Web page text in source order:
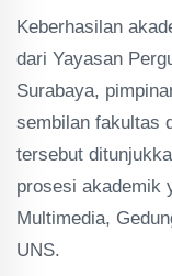
Keberhasilan
dari Yayasan
Surabaya,
sembilan fakultas
tersebut
prosesi akademik
Multimedia,
UNS.